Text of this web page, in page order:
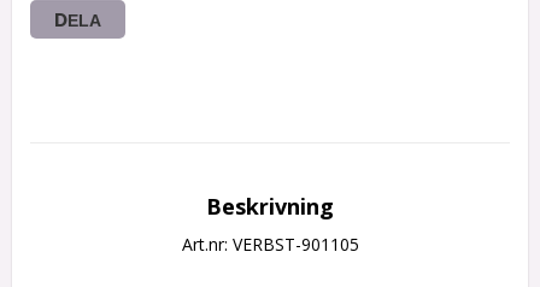
DELA
Beskrivning
Art.nr: VERBST-901105